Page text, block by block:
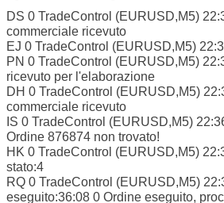
DS 0 TradeControl (EURUSD,M5)
commerciale ricevuto
EJ 0 TradeControl (EURUSD,M5)
PN 0 TradeControl (EURUSD,M5)
ricevuto per l'elaborazione
DH 0 TradeControl (EURUSD,M5)
commerciale ricevuto
IS 0 TradeControl (EURUSD,M5)
Ordine 876874 non trovato!
HK 0 TradeControl (EURUSD,M5)
stato:4
RQ 0 TradeControl (EURUSD,M5)
eseguito:36:08 0 Ordine eseguito,